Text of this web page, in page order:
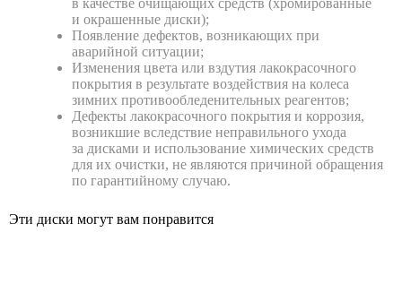
и окрашенные диски);
Появление дефектов, возникающих при
аварийной ситуации;
Изменения цвета или вздутия лакокрасочного
покрытия в результате воздействия на колеса
зимних противообледенительных реагентов;
Дефекты лакокрасочного покрытия и коррозия,
возникшие вследствие неправильного ухода
за дисками и использование химических средств
для их очистки, не являются причиной обращения
по гарантийному случаю.
Эти диски могут вам понравится